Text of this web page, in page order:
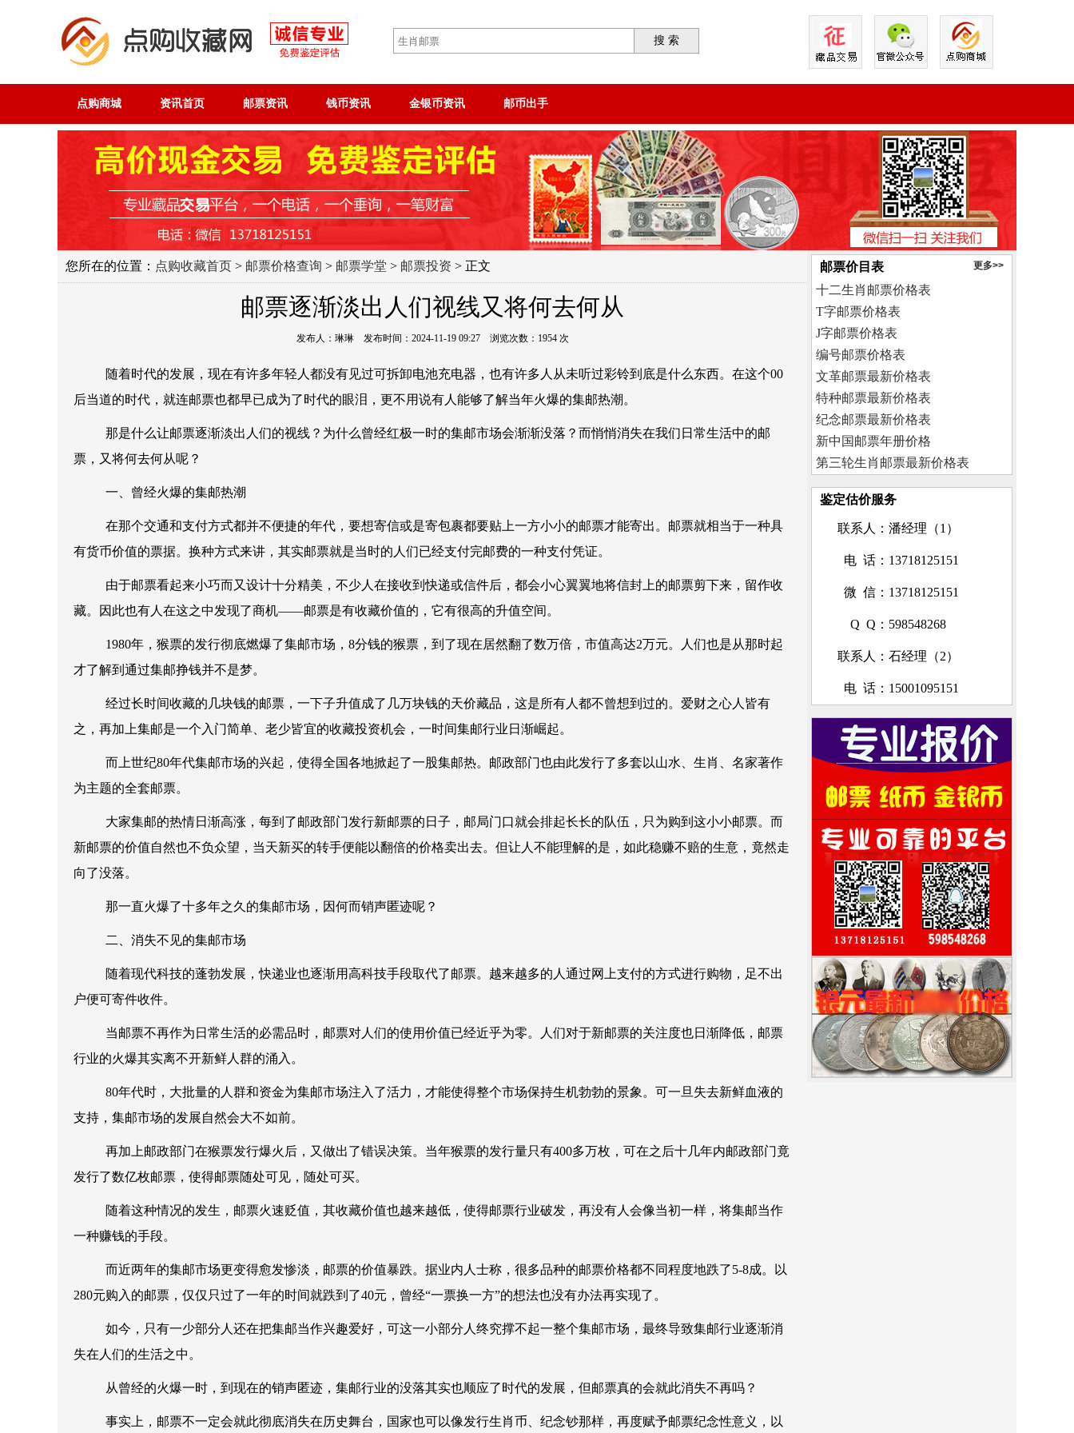
搜 索
点购商城 资讯首页 邮票资讯 钱币资讯 金银币资讯 邮币出手
您所在的位置： 点购收藏首页 > 邮票价格查询 > 邮票学堂 > 邮票投资 > 正文
邮票逐渐淡出人们视线又将何去何从
发布人：琳琳 发布时间：2024-11-19 09:27 浏览次数：1954 次
随着时代的发展，现在有许多年轻人都没有见过可拆卸电池充电器，也有许多人从未听过彩铃到底是什么东西。在这个00
后当道的时代，就连邮票也都早已成为了时代的眼泪，更不用说有人能够了解当年火爆的集邮热潮。
那是什么让邮票逐渐淡出人们的视线？为什么曾经红极一时的集邮市场会渐渐没落？而悄悄消失在我们日常生活中的邮
票，又将何去何从呢？
一、曾经火爆的集邮热潮
在那个交通和支付方式都并不便捷的年代，要想寄信或是寄包裹都要贴上一方小小的邮票才能寄出。邮票就相当于一种具
有货币价值的票据。换种方式来讲，其实邮票就是当时的人们已经支付完邮费的一种支付凭证。
由于邮票看起来小巧而又设计十分精美，不少人在接收到快递或信件后，都会小心翼翼地将信封上的邮票剪下来，留作收
藏。因此也有人在这之中发现了商机——邮票是有收藏价值的，它有很高的升值空间。
1980年，猴票的发行彻底燃爆了集邮市场，8分钱的猴票，到了现在居然翻了数万倍，市值高达2万元。人们也是从那时起
才了解到通过集邮挣钱并不是梦。
经过长时间收藏的几块钱的邮票，一下子升值成了几万块钱的天价藏品，这是所有人都不曾想到过的。爱财之心人皆有
之，再加上集邮是一个入门简单、老少皆宜的收藏投资机会，一时间集邮行业日渐崛起。
而上世纪80年代集邮市场的兴起，使得全国各地掀起了一股集邮热。邮政部门也由此发行了多套以山水、生肖、名家著作
为主题的全套邮票。
大家集邮的热情日渐高涨，每到了邮政部门发行新邮票的日子，邮局门口就会排起长长的队伍，只为购到这小小邮票。而
新邮票的价值自然也不负众望，当天新买的转手便能以翻倍的价格卖出去。但让人不能理解的是，如此稳赚不赔的生意，竟然走
向了没落。
那一直火爆了十多年之久的集邮市场，因何而销声匿迹呢？
二、消失不见的集邮市场
随着现代科技的蓬勃发展，快递业也逐渐用高科技手段取代了邮票。越来越多的人通过网上支付的方式进行购物，足不出
户便可寄件收件。
当邮票不再作为日常生活的必需品时，邮票对人们的使用价值已经近乎为零。人们对于新邮票的关注度也日渐降低，邮票
行业的火爆其实离不开新鲜人群的涌入。
80年代时，大批量的人群和资金为集邮市场注入了活力，才能使得整个市场保持生机勃勃的景象。可一旦失去新鲜血液的
支持，集邮市场的发展自然会大不如前。
再加上邮政部门在猴票发行爆火后，又做出了错误决策。当年猴票的发行量只有400多万枚，可在之后十几年内邮政部门竟
发行了数亿枚邮票，使得邮票随处可见，随处可买。
随着这种情况的发生，邮票火速贬值，其收藏价值也越来越低，使得邮票行业破发，再没有人会像当初一样，将集邮当作
一种赚钱的手段。
而近两年的集邮市场更变得愈发惨淡，邮票的价值暴跌。据业内人士称，很多品种的邮票价格都不同程度地跌了5-8成。以
280元购入的邮票，仅仅只过了一年的时间就跌到了40元，曾经“一票换一方”的想法也没有办法再实现了。
如今，只有一少部分人还在把集邮当作兴趣爱好，可这一小部分人终究撑不起一整个集邮市场，最终导致集邮行业逐渐消
失在人们的生活之中。
从曾经的火爆一时，到现在的销声匿迹，集邮行业的没落其实也顺应了时代的发展，但邮票真的会就此消失不再吗？
事实上，邮票不一定会就此彻底消失在历史舞台，国家也可以像发行生肖币、纪念钞那样，再度赋予邮票纪念性意义，以
更多>>
邮票价目表
十二生肖邮票价格表
T字邮票价格表
J字邮票价格表
编号邮票价格表
文革邮票最新价格表
特种邮票最新价格表
纪念邮票最新价格表
新中国邮票年册价格
第三轮生肖邮票最新价格表
鉴定估价服务
联系人
电 话
微 信
Q Q
：潘经理（1）
：13718125151
：13718125151
：598548268
联系人
电 话
：石经理（2）
：15001095151